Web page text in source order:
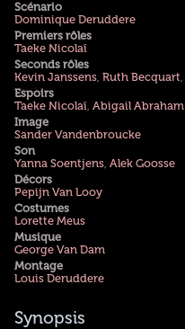
Scénario
Dominique Deruddere
Premiers rôles
Taeke Nicolaï
Seconds rôles
Kevin Janssens, Ruth Becquart,
Espoirs
Taeke Nicolaï, Abigail Abraham
Image
Sander Vandenbroucke
Son
Yanna Soentjens, Alek Goosse
Décors
Pepijn Van Looy
Costumes
Lorette Meus
Musique
George Van Dam
Montage
Louis Deruddere
Synopsis